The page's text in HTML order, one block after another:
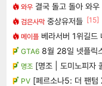
와우 결국 돌고 돌아 와우
검은사막 중상유저들 [15]
메이플 베라서버 1위길드
GTA6 8월 28일 넷플릭
명조 [명조 | 도미노피자
PV [페르소나5: 더 팬텀